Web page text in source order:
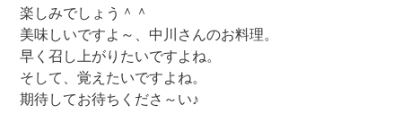
楽しみでしょう＾＾
美味しいですよ～、中川さんのお料理。
早く召し上がりたいですよね。
そして、覚えたいですよね。
期待してお待ちくださ～い♪